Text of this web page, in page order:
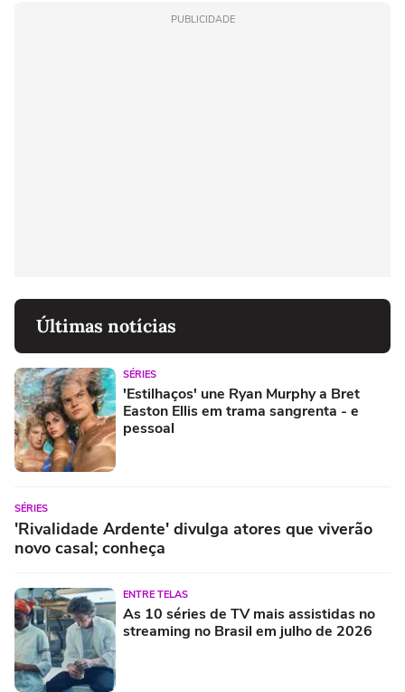
PUBLICIDADE
Últimas notícias
SÉRIES
'Estilhaços' une Ryan Murphy a Bret
Easton Ellis em trama sangrenta - e
pessoal
SÉRIES
'Rivalidade Ardente' divulga atores que viverão
novo casal; conheça
ENTRE TELAS
As 10 séries de TV mais assistidas no
streaming no Brasil em julho de 2026